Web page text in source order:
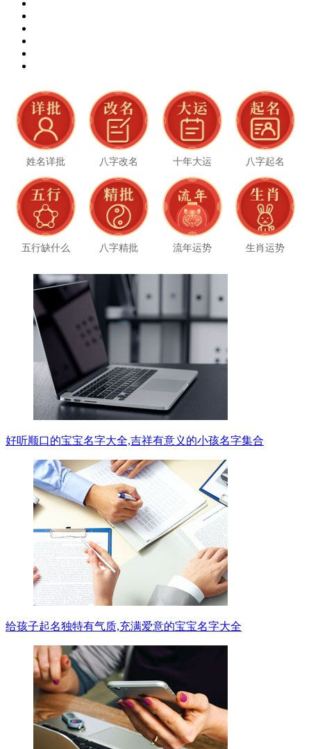
姓名详批 八字改名 十年大运 八字起名
五行缺什么 八字精批 流年运势 生肖运势
好听顺口的宝宝名字大全,吉祥有意义的小孩名字集合
给孩子起名独特有气质,充满爱意的宝宝名字大全